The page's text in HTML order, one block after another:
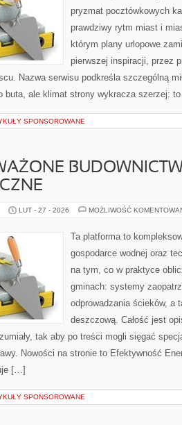
pryzmat pocztówkowych
prawdziwy rytm miast i
którym plany urlopowe
pierwszej inspiracji, przez
Nazwa serwisu podkreśla szczególną
buta, ale klimat strony wykracza szerzej:
SPONSOROWANE
LUT - 27 - 2026 MOŻLIWOŚĆ
Ta platforma to
gospodarce wodnej oraz
na tym, co w praktyce
gminach: systemy
odprowadzania ścieków, a
deszczową. Całość jest
tak aby po treści mogli sięgać
Nowości na stronie to Efektywność
[…]
SPONSOROWANE